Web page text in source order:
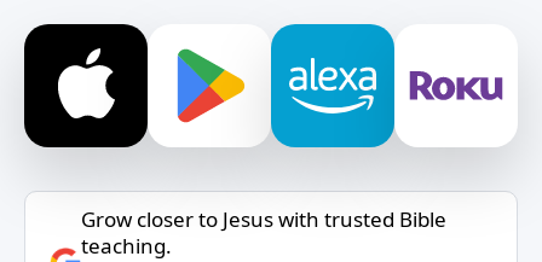
Grow closer to Jesus with trusted Bible
teaching.